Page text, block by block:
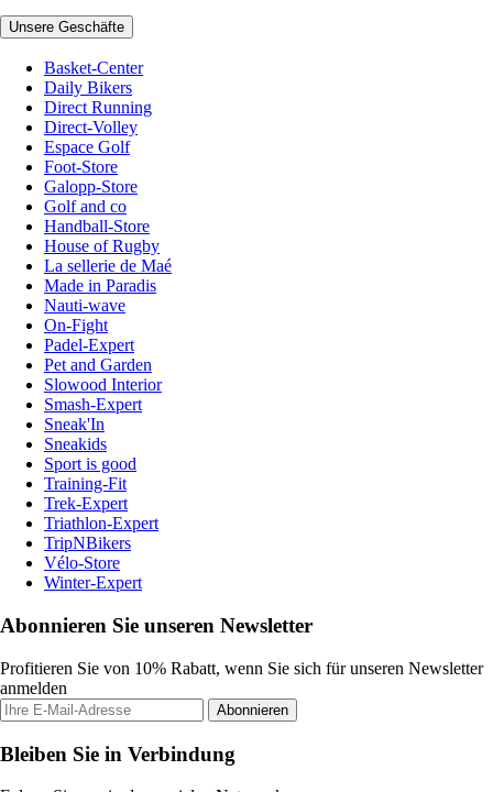
Unsere Geschäfte
Basket-Center
Daily Bikers
Direct Running
Direct-Volley
Espace Golf
Foot-Store
Galopp-Store
Golf and co
Handball-Store
House of Rugby
La sellerie de Maé
Made in Paradis
Nauti-wave
On-Fight
Padel-Expert
Pet and Garden
Slowood Interior
Smash-Expert
Sneak'In
Sneakids
Sport is good
Training-Fit
Trek-Expert
Triathlon-Expert
TripNBikers
Vélo-Store
Winter-Expert
Abonnieren Sie unseren Newsletter
Profitieren Sie von 10% Rabatt, wenn Sie sich für unseren Newsletter
anmelden
Abonnieren
Bleiben Sie in Verbindung